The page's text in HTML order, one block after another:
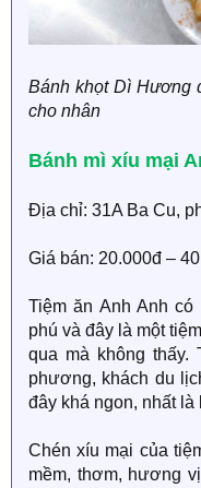
Bánh khọt Dì Hương
cho nhân
Bánh mì xíu mại
Địa chỉ: 31A Ba Cu,
Giá bán: 20.000đ –
Tiệm ăn Anh Anh
phú và đây là một
qua mà không thấy.
phương, khách du
đây khá ngon, nhất là
Chén xíu mại của
mềm, thơm, hương